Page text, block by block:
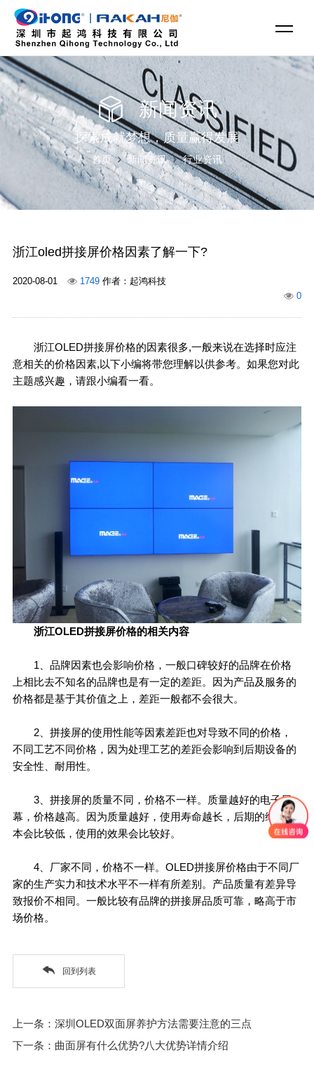
新闻资讯
探索成就梦想，质量赢得发展
首页 新闻资讯 行业资讯
浙江oled拼接屏价格因素了解一下?
2020-08-01 1749作者：起鸿科技
0
浙江OLED拼接屏价格的因素很多,一般来说在选择时应注
意相关的价格因素,以下小编将带您理解以供参考。如果您对此
主题感兴趣，请跟小编看一看。
浙江OLED拼接屏价格的相关内容
1、品牌因素也会影响价格，一般口碑较好的品牌在价格
上相比去不知名的品牌也是有一定的差距。因为产品及服务的
价格都是基于其价值之上，差距一般都不会很大。
2、拼接屏的使用性能等因素差距也对导致不同的价格，
不同工艺不同价格，因为处理工艺的差距会影响到后期设备的
安全性、耐用性。
3、拼接屏的质量不同，价格不一样。质量越好的电子屏
幕，价格越高。因为质量越好，使用寿命越长，后期的维护成
本会比较低，使用的效果会比较好。
4、厂家不同，价格不一样。OLED拼接屏价格由于不同厂
家的生产实力和技术水平不一样有所差别。产品质量有差异导
致报价不相同。一般比较有品牌的拼接屏品质可靠，略高于市
场价格。
回到列表
上一条：深圳OLED双面屏养护方法需要注意的三点
下一条：曲面屏有什么优势?八大优势详情介绍